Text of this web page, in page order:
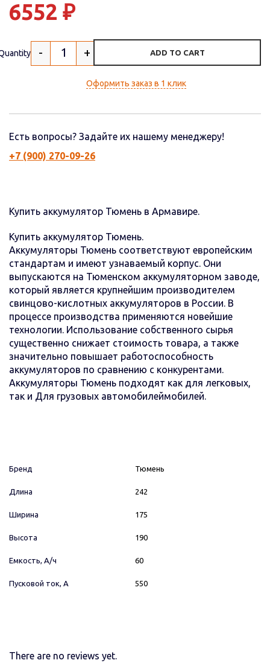
6552 ₽
- + ADD TO CART
Оформить заказ в 1 клик
Есть вопросы? Задайте их нашему менеджеру!
+7 (900) 270-09-26
Купить аккумулятор Тюмень в Армавире.
Купить аккумулятор Тюмень.
Аккумуляторы Тюмень соответствуют европейским
стандартам и имеют узнаваемый корпус. Они
выпускаются на Тюменском аккумуляторном заводе,
который является крупнейшим производителем
свинцово-кислотных аккумуляторов в России. В
процессе производства применяются новейшие
технологии. Использование собственного сырья
существенно снижает стоимость товара, а также
значительно повышает работоспособность
аккумуляторов по сравнению с конкурентами.
Аккумуляторы Тюмень подходят как для легковых,
так и Для грузовых автомобилеймобилей.
Бренд Тюмень
Длина 242
Ширина 175
Высота 190
Емкость, А/ч 60
Пусковой ток, А 550
There are no reviews yet.